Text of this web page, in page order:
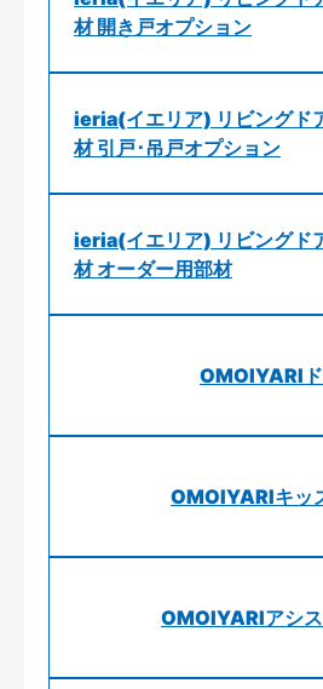
材 開き戸オプション
ieria(イエリア) リビングド
材 引戸･吊戸オプション
ieria(イエリア) リビングド
材 オーダー用部材
OMOIYARI
OMOIYARIキッ
OMOIYARIアシ